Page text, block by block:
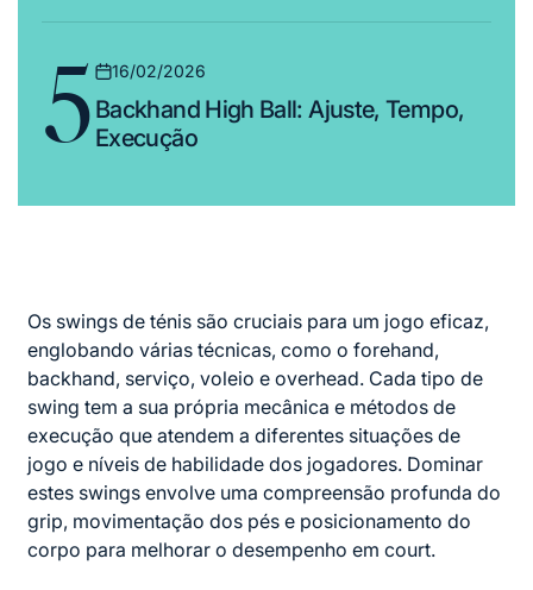
5 Posted
on
16/02/2026
Backhand High Ball: Ajuste, Tempo,
Execução
Os swings de ténis são cruciais para um jogo eficaz,
englobando várias técnicas, como o forehand,
backhand, serviço, voleio e overhead. Cada tipo de
swing tem a sua própria mecânica e métodos de
execução que atendem a diferentes situações de
jogo e níveis de habilidade dos jogadores. Dominar
estes swings envolve uma compreensão profunda do
grip, movimentação dos pés e posicionamento do
corpo para melhorar o desempenho em court.